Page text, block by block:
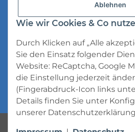
Impressum
* Alle Preise inkl.
Versand
Ablehnen
Wie wir Cookies & Co
Durch Klicken auf „Alle
Sie den Einsatz folgender
Website: ReCaptcha, Google
die Einstellung jederzeit
(Fingerabdruck-Icon links
Details finden Sie unter
unserer Datenschutzerklärung